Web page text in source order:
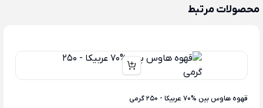
محصولات مرتبط
قهوه هاوس بین %70 عربیکا - 250 گرمی